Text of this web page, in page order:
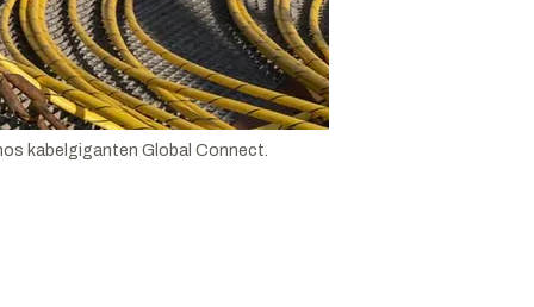
kabelgiganten Global Connect.